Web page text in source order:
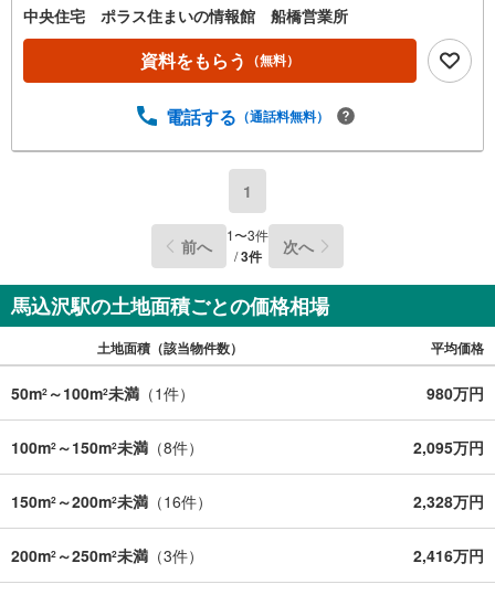
中央住宅 ポラス住まいの情報館 船橋営業所
資料をもらう （無料）
電話する （通話料無料）
1
前へ 1〜3件
/3件 次へ
馬込沢駅の土地面積ごとの価格相場
土地面積（該当物件数） 平均価格
50m2 ～100m2未満 （1件） 980万円
100m2 ～150m2未満 （8件） 2,095万円
150m2 ～200m2未満 （16件） 2,328万円
200m2 ～250m2未満 （3件） 2,416万円